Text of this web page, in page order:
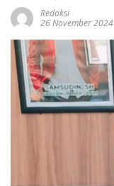
Redaksi
26 November 2024